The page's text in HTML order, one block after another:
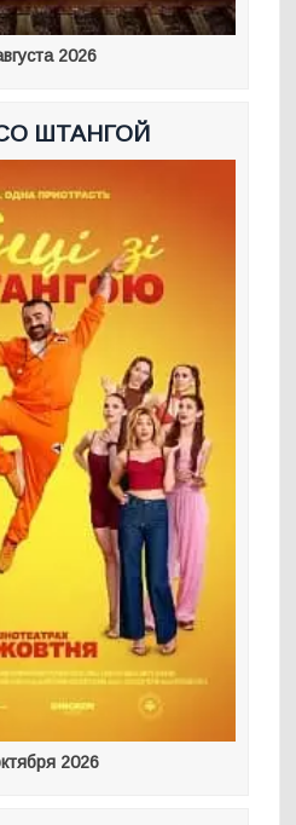
2026
ШТАНГОЙ
2026